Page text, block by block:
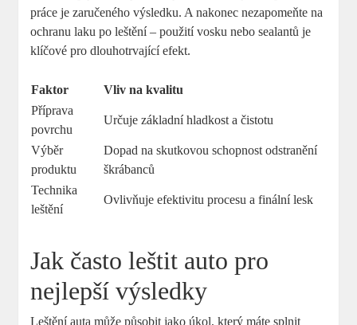
práce je zaručeného výsledku. A nakonec nezapomeňte na
ochranu laku po leštění – použití vosku nebo sealantů je
klíčové pro dlouhotrvající efekt.
Faktor
Vliv na kvalitu
Příprava
povrchu
Určuje základní hladkost a čistotu
Výběr
produktu
Dopad na skutkovou schopnost odstranění
škrábanců
Technika
leštění
Ovlivňuje efektivitu procesu a finální lesk
Jak často leštit auto pro
nejlepší výsledky
Leštění auta může působit jako úkol, který máte splnit